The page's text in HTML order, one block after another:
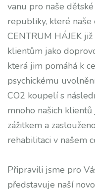
vanu pro naše
republiky, které
CENTRUM HÁJEK
klientům jako
která jim pomáhá k
psychickému
CO2 koupelí s
mnoho našich
zážitkem a
rehabilitaci v našem
Připravili jsme pro
představuje naší